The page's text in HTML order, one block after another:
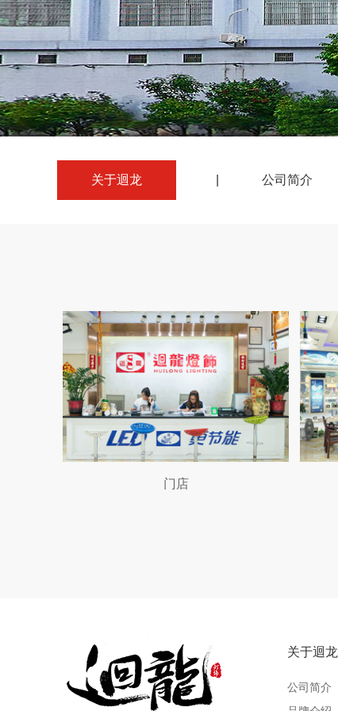
关于迴龙 公司简介
门店
关于迴龙
公司简介